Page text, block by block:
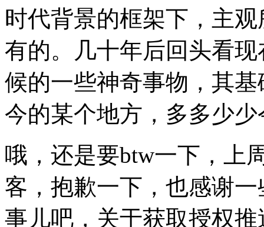
时代背景的框架下，主
有的。几十年后回头看
候的一些神奇事物，其
今的某个地方，多多少
哦，还是要btw一下，上
客，抱歉一下，也感谢
事儿吧，关于获取授权